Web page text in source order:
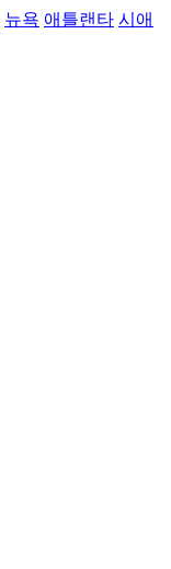
뉴욕 애틀랜타 시애